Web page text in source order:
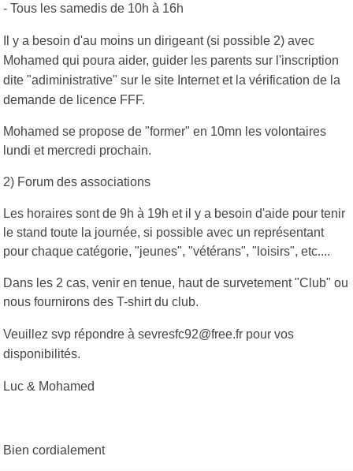
- Tous les samedis de 10h à 16h
Il y a besoin d'au moins un dirigeant (si possible 2) avec
Mohamed qui poura aider, guider les parents sur l'inscription
dite "adiministrative" sur le site Internet et la vérification de la
demande de licence FFF.
Mohamed se propose de "former" en 10mn les volontaires
lundi et mercredi prochain.
2) Forum des associations
Les horaires sont de 9h à 19h et il y a besoin d'aide pour tenir
le stand toute la journée, si possible avec un représentant
pour chaque catégorie, "jeunes", "vétérans", "loisirs", etc....
Dans les 2 cas, venir en tenue, haut de survetement "Club" ou
nous fournirons des T-shirt du club.
Veuillez svp répondre à sevresfc92@free.fr pour vos
disponibilités.
Luc & Mohamed
Bien cordialement